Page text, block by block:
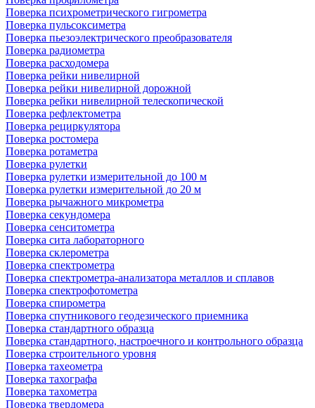
Поверка психрометрического гигрометра
Поверка пульсоксиметра
Поверка пьезоэлектрического преобразователя
Поверка радиометра
Поверка расходомера
Поверка рейки нивелирной
Поверка рейки нивелирной дорожной
Поверка рейки нивелирной телескопической
Поверка рефлектометра
Поверка рециркулятора
Поверка ростомера
Поверка ротаметра
Поверка рулетки
Поверка рулетки измерительной до 100 м
Поверка рулетки измерительной до 20 м
Поверка рычажного микрометра
Поверка секундомера
Поверка сенситометра
Поверка сита лабораторного
Поверка склерометра
Поверка спектрометра
Поверка спектрометра-анализатора металлов и сплавов
Поверка спектрофотометра
Поверка спирометра
Поверка спутникового геодезического приемника
Поверка стандартного образца
Поверка стандартного, настроечного и контрольного образца
Поверка строительного уровня
Поверка тахеометра
Поверка тахографа
Поверка тахометра
Поверка твердомера